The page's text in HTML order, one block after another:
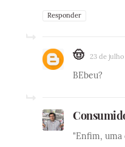
Responder
🤠 23 de julho
BEbeu?
"Enfim, uma